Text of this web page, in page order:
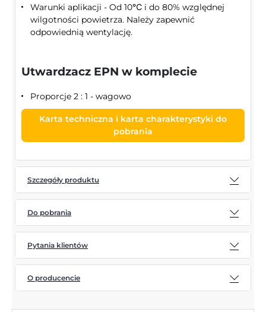
Warunki aplikacji - Od 10℃ i do 80% względnej
wilgotności powietrza. Należy zapewnić
odpowiednią wentylację.
Utwardzacz EPN w komplecie
Proporcje 2 : 1 - wagowo
Karta techniczna i karta charakterystyki do
pobrania
Szczegóły produktu
Do pobrania
Pytania klientów
O producencie